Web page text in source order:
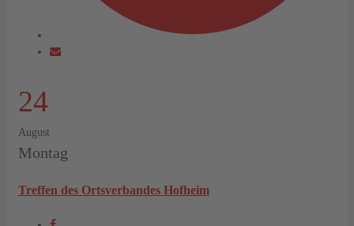
24
August
Montag
Treffen des Ortsverbandes Hofheim